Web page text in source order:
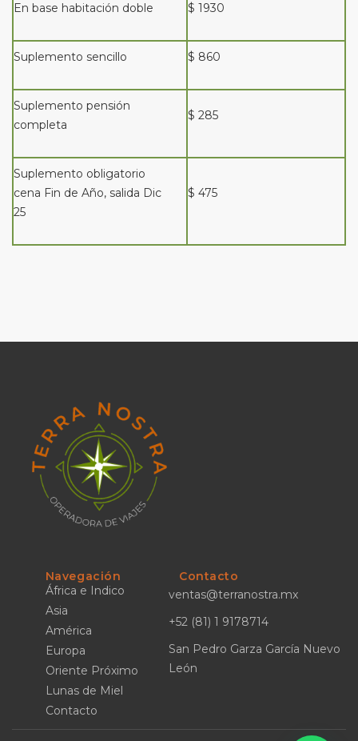
En base habitación doble $ 1930
Suplemento sencillo $ 860
Suplemento pensión
completa
$ 285
Suplemento obligatorio
cena Fin de Año, salida Dic
25
$ 475
Navegación
África e Indico
Asia
América
Europa
Oriente Próximo
Lunas de Miel
Contacto
Contacto
ventas@terranostra.mx
+52 (81) 1 9178714
San Pedro Garza García Nuevo
León